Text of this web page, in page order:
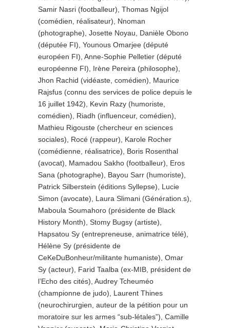
Samir Nasri (footballeur), Thomas Ngijol
(comédien, réalisateur), Nnoman
(photographe), Josette Noyau, Danièle Obono
(députée FI), Younous Omarjee (député
européen FI), Anne-Sophie Pelletier (député
européenne FI), Irène Pereira (philosophe),
Jhon Rachid (vidéaste, comédien), Maurice
Rajsfus (connu des services de police depuis le
16 juillet 1942), Kevin Razy (humoriste,
comédien), Riadh (influenceur, comédien),
Mathieu Rigouste (chercheur en sciences
sociales), Rocé (rappeur), Karole Rocher
(comédienne, réalisatrice), Boris Rosenthal
(avocat), Mamadou Sakho (footballeur), Eros
Sana (photographe), Bayou Sarr (humoriste),
Patrick Silberstein (éditions Syllepse), Lucie
Simon (avocate), Laura Slimani (Génération.s),
Maboula Soumahoro (présidente de Black
History Month), Stomy Bugsy (artiste),
Hapsatou Sy (entrepreneuse, animatrice télé),
Hélène Sy (présidente de
CeKeDuBonheur/militante humaniste), Omar
Sy (acteur), Farid Taalba (ex-MIB, président de
l’Echo des cités), Audrey Tcheuméo
(championne de judo), Laurent Thines
(neurochirurgien, auteur de la pétition pour un
moratoire sur les armes “sub-létales”), Camille